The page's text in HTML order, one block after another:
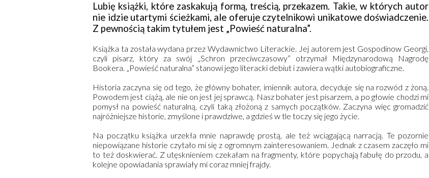
Lubię książki, które zaskakują formą, treścią, przekazem. Takie, w których autor
nie idzie utartymi ścieżkami, ale oferuje czytelnikowi unikatowe doświadczenie.
Z pewnością takim tytułem jest „Powieść naturalna”.
Książka ta została wydana przez Wydawnictwo Literackie. Jej autorem jest Gospodinow Georgi,
czyli pisarz, który za swój „Schron przeciwczasowy” otrzymał Międzynarodową Nagrodę
Bookera. „Powieść naturalna” stanowi jego literacki debiut i zawiera wątki autobiograficzne.
Historia zaczyna się od tego, że główny bohater, imiennik autora, decyduje się na rozwód z żoną.
Powodem jest ciążą, ale nie on jest jej sprawcą. Nasz bohater jest pisarzem, a po głowie chodzi mi
pomysł na powieść naturalną, czyli taką złożoną z samych początków. Zaczyna więc gromadzić
najróżniejsze historie, zmyślone i prawdziwe, a gdzieś w tle toczy się jego życie.
Na początku książka urzekła mnie naprawdę prostą, ale też wciągającą narracją. Te pozornie
niepowiązane historie czytało mi się z ogromnym zainteresowaniem. Jednak z czasem zaczęło mi
to też doskwierać. Z utęsknieniem czekałam na fragmenty, które popychają fabułę do przodu, a
kolejne opowiadania sprawiały mi coraz mniej frajdy.